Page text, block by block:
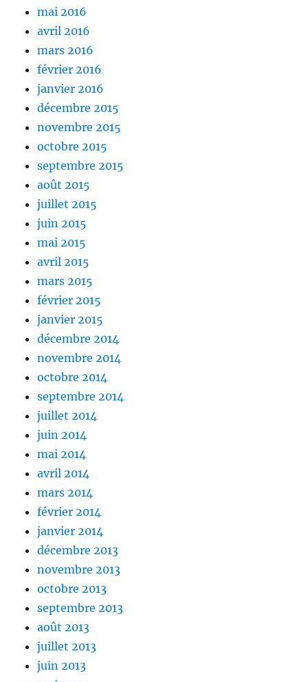
mai 2016
avril 2016
mars 2016
février 2016
janvier 2016
décembre 2015
novembre 2015
octobre 2015
septembre 2015
août 2015
juillet 2015
juin 2015
mai 2015
avril 2015
mars 2015
février 2015
janvier 2015
décembre 2014
novembre 2014
octobre 2014
septembre 2014
juillet 2014
juin 2014
mai 2014
avril 2014
mars 2014
février 2014
janvier 2014
décembre 2013
novembre 2013
octobre 2013
septembre 2013
août 2013
juillet 2013
juin 2013